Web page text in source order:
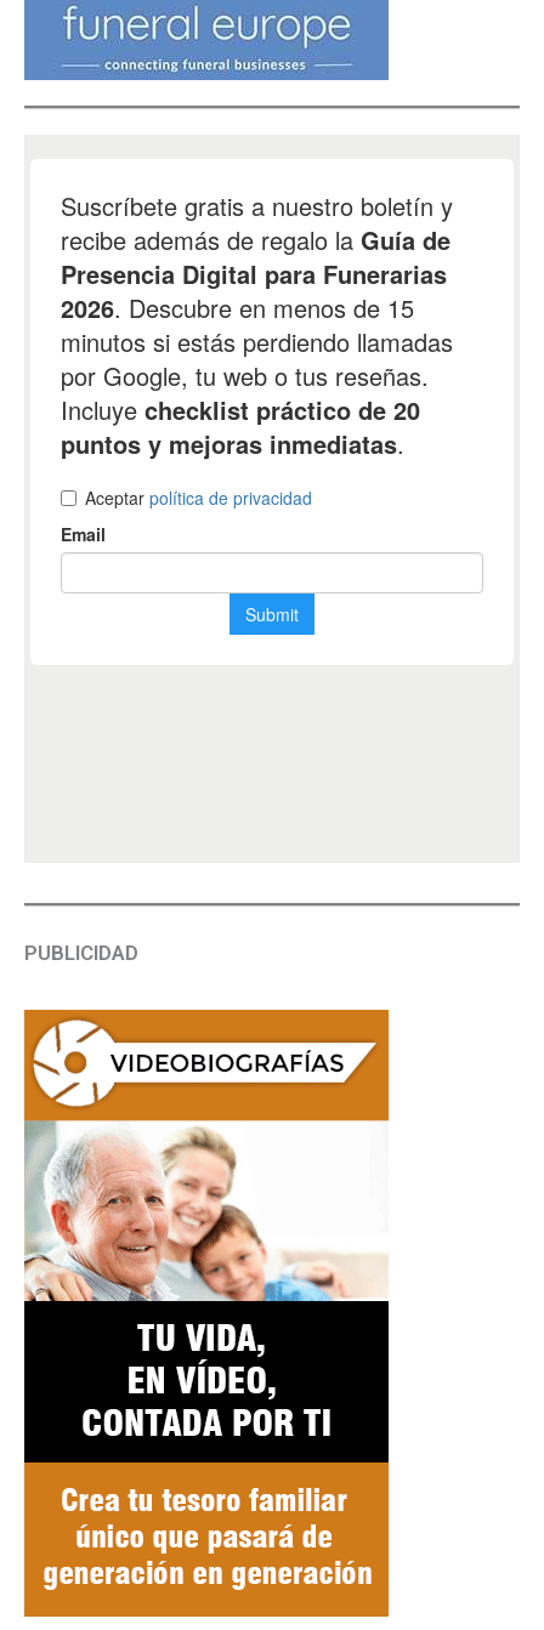
PUBLICIDAD